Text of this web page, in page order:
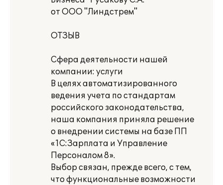
от ООО "Линдстрем"
ОТЗЫВ
Сфера деятельности нашей
компании: услуги
В целях автоматизированного
ведения учета по стандартам
российского законодательства,
наша компания приняла решение
о внедрении системы на базе ПП
«1С:Зарплата и Управление
Персоналом 8».
Выбор связан, прежде всего, с тем,
что функциональные возможности